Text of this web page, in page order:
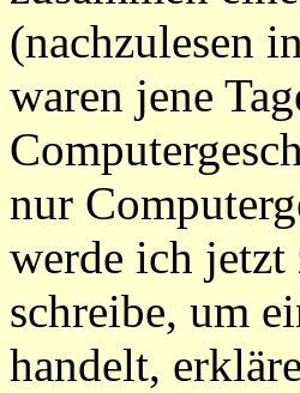
(nachzulesen
waren jene
nur
werde ich jetzt
schreibe, um
handelt,